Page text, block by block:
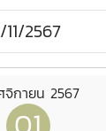
กายน 2567